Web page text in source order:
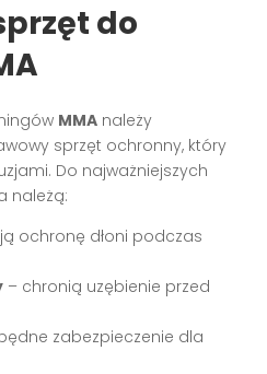
do
MMA należy
sprzęt ochronny, który
Do najważniejszych
należą:
ochronę dłoni podczas
– chronią uzębienie przed
zabezpieczenie dla